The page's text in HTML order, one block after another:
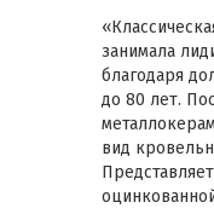
занимала
благодаря
до 80 лет.
вид